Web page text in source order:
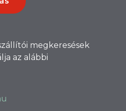
megkeresések
az alábbi